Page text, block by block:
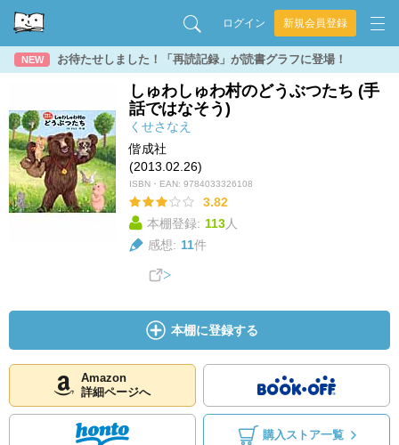
ログイン 新規会員登録
NEW お待たせしました！「再読記録」が読書グラフに登場！
しゅわしゅわ村のどうぶつたち (手
話ではなそう)
くせさなえ
偕成社
(2013.02.26)
ISBN・EAN: 9784033326108
3.82
本棚登録: 113人
感想: 11件
本棚に登録する
Amazon
詳細ページへ
購入ストア一覧